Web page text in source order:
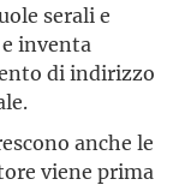
serali e
inventa
di indirizzo
anche le
viene prima